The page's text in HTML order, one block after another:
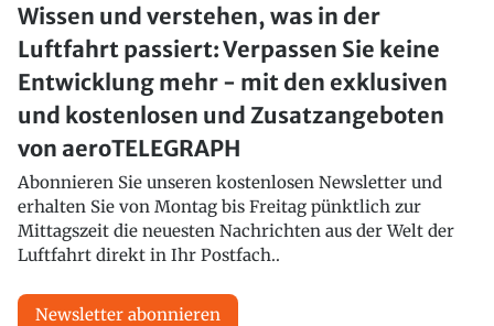
Wissen und verstehen, was in der
Luftfahrt passiert: Verpassen Sie keine
Entwicklung mehr - mit den exklusiven
und kostenlosen und Zusatzangeboten
von aeroTELEGRAPH
Abonnieren Sie unseren kostenlosen Newsletter und
erhalten Sie von Montag bis Freitag pünktlich zur
Mittagszeit die neuesten Nachrichten aus der Welt der
Luftfahrt direkt in Ihr Postfach..
Newsletter abonnieren